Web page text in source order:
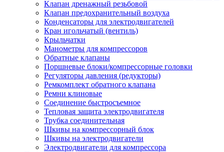
Клапан дренажный резьбовой
Клапан предохранительный воздуха
Конденсаторы для электродвигателей
Кран игольчатый (вентиль)
Крыльчатки
Манометры для компрессоров
Обратные клапаны
Поршневые блоки/компрессорные головки
Регуляторы давления (редукторы)
Ремкомплект обратного клапана
Ремни клиновые
Соединение быстросъемное
Тепловая защита электродвигателя
Трубка соединительная
Шкивы на компрессорный блок
Шкивы на электродвигатели
Электродвигатели для компрессора